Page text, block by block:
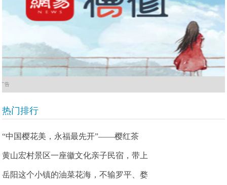
广告
热门排行
“中国樱花美，永福最先开”——樱红茶
黄山宏村景区一座徽文化亲子民宿，带上
岳阳这个小镇的油菜花海，不输罗平、婺